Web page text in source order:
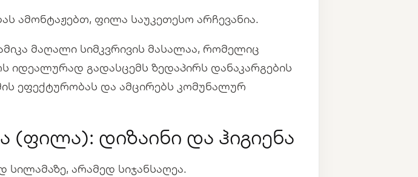
ამონტაჟებთ, ფილა საუკეთესო არჩევანია.
მაღალი სიმკვრივის მასალაა, რომელიც
იდეალურად გადასცემს ზედაპირს დანაკარგების
ეფექტურობას და ამცირებს კომუნალურ
დიზაინი და ჰიგიენა
არამედ სიჯანსაღეა.